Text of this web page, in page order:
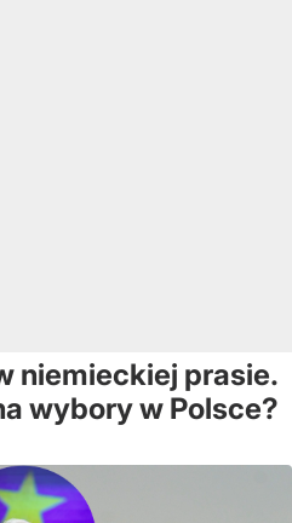
niemieckiej prasie.
wybory w Polsce?